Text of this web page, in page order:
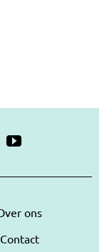
ons
Contact